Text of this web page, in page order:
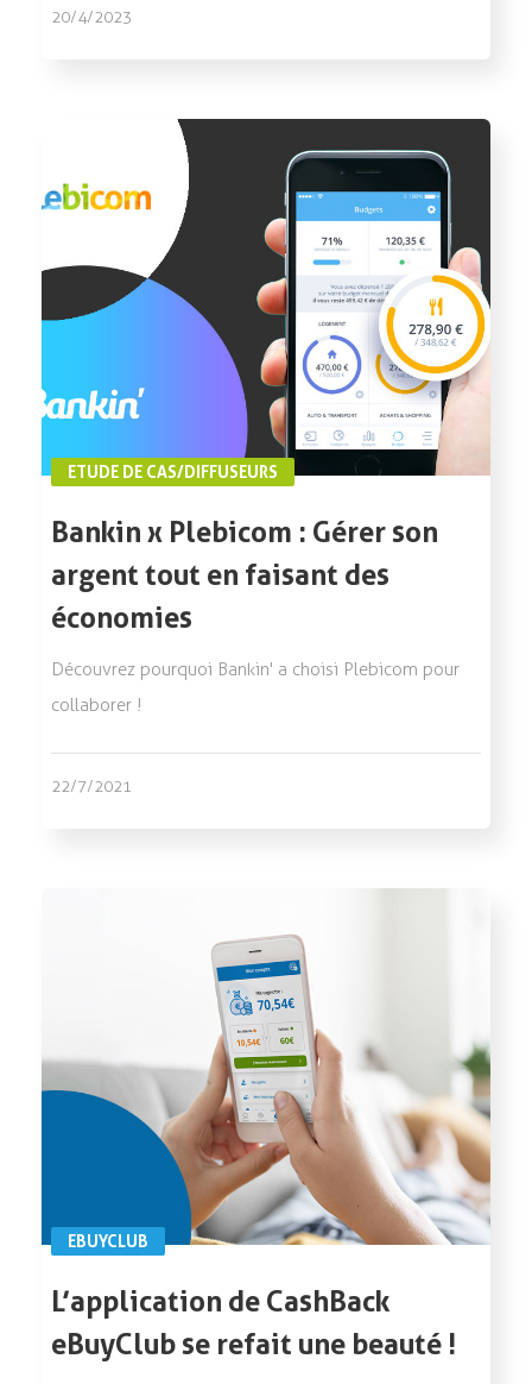
20/4/2023
Bankin x Plebicom : Gérer son
argent tout en faisant des
économies
Découvrez pourquoi Bankin' a choisi Plebicom pour
collaborer !
22/7/2021
ETUDE DE CAS/DIFFUSEURS
L’application de CashBack
eBuyClub se refait une beauté !
EBUYCLUB